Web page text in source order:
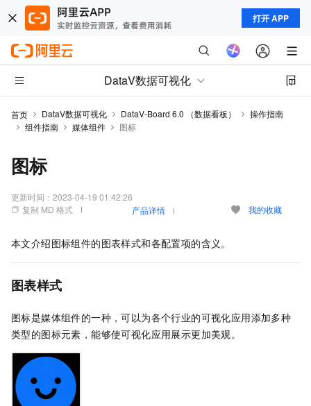
打开 APP
DataV数据可视化
首页 DataV数据可视化 DataV-Board 6.0 （数据看板）
操作指南
组件指南
媒体组件 图标
图标
更新时间： 2023-04-19 01:42:26
复制 MD 格式
产品详情 我的收藏
本文介绍图标组件的图表样式和各配置项的含义。
图表样式
图标是媒体组件的一种，可以为各个行业的可视化应用添加多种
类型的图标元素，能够使可视化应用展示更加美观。